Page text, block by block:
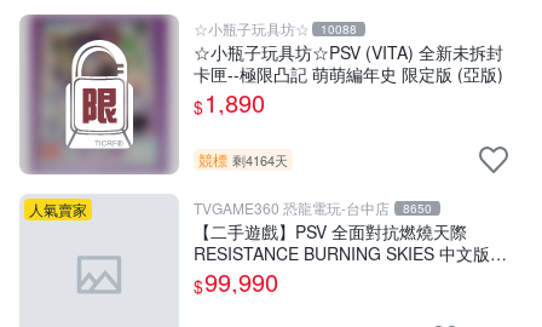
☆小瓶子玩具坊☆ 10088
☆小瓶子玩具坊☆PSV (VITA) 全新未拆封
卡匣--極限凸記 萌萌編年史 限定版 (亞版)
$1,890
競標 剩4164天
人氣賣家 TVGAME360 恐龍電玩-台中店 8650
【二手遊戲】PSV 全面對抗燃燒天際
RESISTANCE BURNING SKIES 中文版
【台中恐龍電玩】
$99,990